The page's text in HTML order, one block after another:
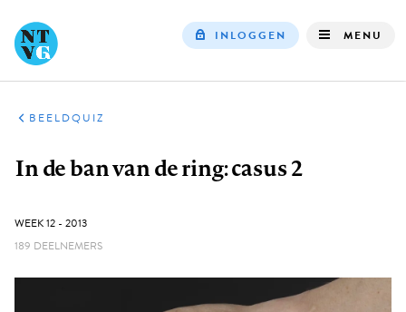
INLOGGEN MENU
BEELDQUIZ
In de ban van de ring: casus 2
GEPUBLICEERD:
WEEK 12 - 2013
189 DEELNEMERS